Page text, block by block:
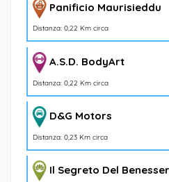
Panificio Maurisieddu
Distanza: 0,22 Km circa
A.S.D. BodyArt
Distanza: 0,22 Km circa
D&G Motors
Distanza: 0,23 Km circa
Il Segreto Del